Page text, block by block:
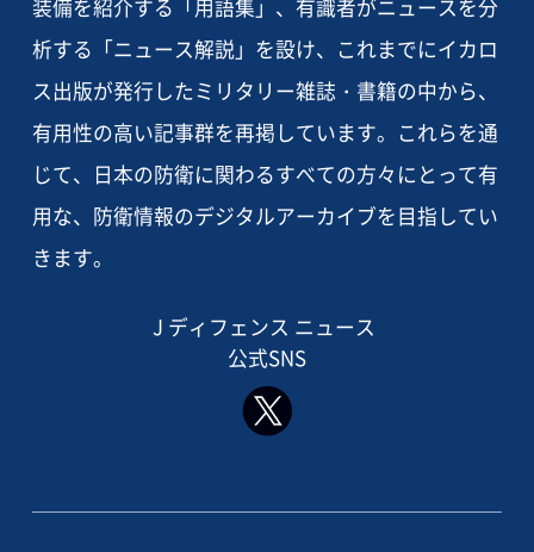
装備を紹介する「用語集」、有識者がニュースを分
析する「ニュース解説」を設け、これまでにイカロ
ス出版が発行したミリタリー雑誌・書籍の中から、
有用性の高い記事群を再掲しています。これらを通
じて、日本の防衛に関わるすべての方々にとって有
用な、防衛情報のデジタルアーカイブを目指してい
きます。
J ディフェンス ニュース
公式SNS